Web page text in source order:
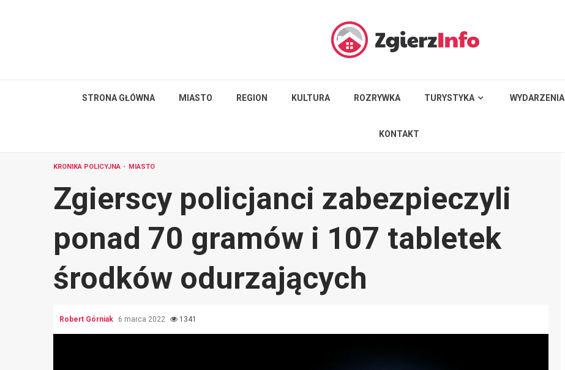
STRONA GŁÓWNA MIASTO REGION KULTURA ROZRYWKA TURYSTYKA WYDARZENIA
KONTAKT
KRONIKA POLICYJNA MIASTO
Zgierscy policjanci zabezpieczyli
ponad 70 gramów i 107 tabletek
środków odurzających
Robert Górniak 6 marca 2022 1341